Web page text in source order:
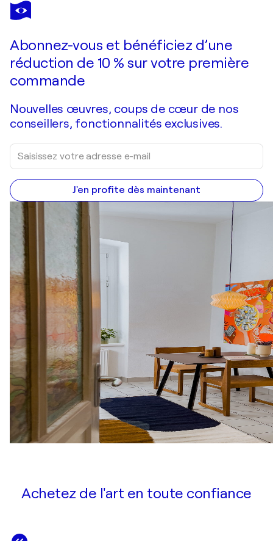
HANS BATSCHAUER
Liebeslied (nach Hermann Hesse)
Abonnez-vous et bénéficiez d’une
réduction de 10 % sur votre première
commande
Nouvelles œuvres, coups de cœur de nos
conseillers, fonctionnalités exclusives.
J'en profite dès maintenant
Achetez de l'art en toute confiance